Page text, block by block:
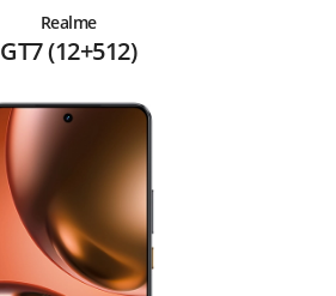
Realme
GT7 (12+512)